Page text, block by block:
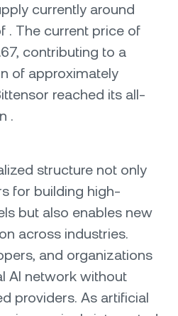
currently around
. The current price of
contributing to a
of approximately
reached its all-
.
structure not only
for building high-
but also enables new
across industries.
and organizations
AI network without
providers. As artificial